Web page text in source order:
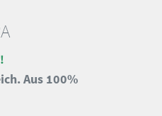
Aus 100%